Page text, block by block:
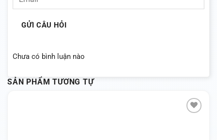
GỬI CÂU HỎI
Chưa có bình luận nào
SẢN PHẨM TƯƠNG TỰ